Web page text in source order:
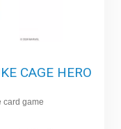
CAGE HERO
card game